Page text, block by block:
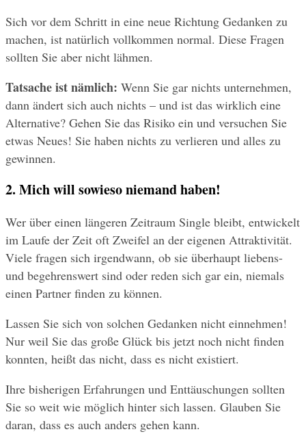
Sich vor dem Schritt in eine neue Richtung Gedanken zu
machen, ist natürlich vollkommen normal. Diese Fragen
sollten Sie aber nicht lähmen.
Tatsache ist nämlich: Wenn Sie gar nichts unternehmen,
dann ändert sich auch nichts – und ist das wirklich eine
Alternative? Gehen Sie das Risiko ein und versuchen Sie
etwas Neues! Sie haben nichts zu verlieren und alles zu
gewinnen.
2. Mich will sowieso niemand haben!
Wer über einen längeren Zeitraum Single bleibt, entwickelt
im Laufe der Zeit oft Zweifel an der eigenen Attraktivität.
Viele fragen sich irgendwann, ob sie überhaupt liebens-
und begehrenswert sind oder reden sich gar ein, niemals
einen Partner finden zu können.
Lassen Sie sich von solchen Gedanken nicht einnehmen!
Nur weil Sie das große Glück bis jetzt noch nicht finden
konnten, heißt das nicht, dass es nicht existiert.
Ihre bisherigen Erfahrungen und Enttäuschungen sollten
Sie so weit wie möglich hinter sich lassen. Glauben Sie
daran, dass es auch anders gehen kann.